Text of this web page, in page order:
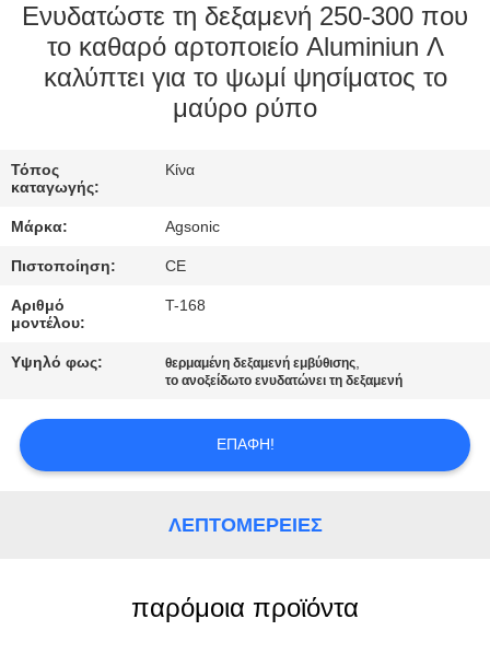
ΓΎΡΟΣ
ΕΡΓΟΣΤΑΣΊΩΝ
ΈΛΕΓΧΟΣ
ΕΛΆΤΕ
ΣΕ
ΕΠΑΦΉ
ΕΙΔΉΣΕΙΣ
ΑΠΌΣΠΑΣΜΑ
Ενυδατώστε τη δεξαμενή 250-300 που
το καθαρό αρτοποιείο Aluminiun Λ
καλύπτει για το ψωμί ψησίματος το
μαύρο ρύπο
Τόπος
καταγωγής:
Κίνα
Μάρκα: Agsonic
Πιστοποίηση: CE
Αριθμό
μοντέλου:
T-168
Υψηλό φως: θερμαμένη δεξαμενή εμβύθισης,
το ανοξείδωτο ενυδατώνει τη δεξαμενή
ΕΠΑΦΉ!
ΛΕΠΤΟΜΈΡΕΙΕΣ
παρόμοια προϊόντα